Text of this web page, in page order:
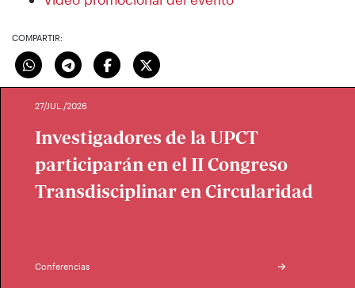
COMPARTIR:
27/JUL./2026
Investigadores de la UPCT
participarán en el II Congreso
Transdisciplinar en Circularidad
Conferencias